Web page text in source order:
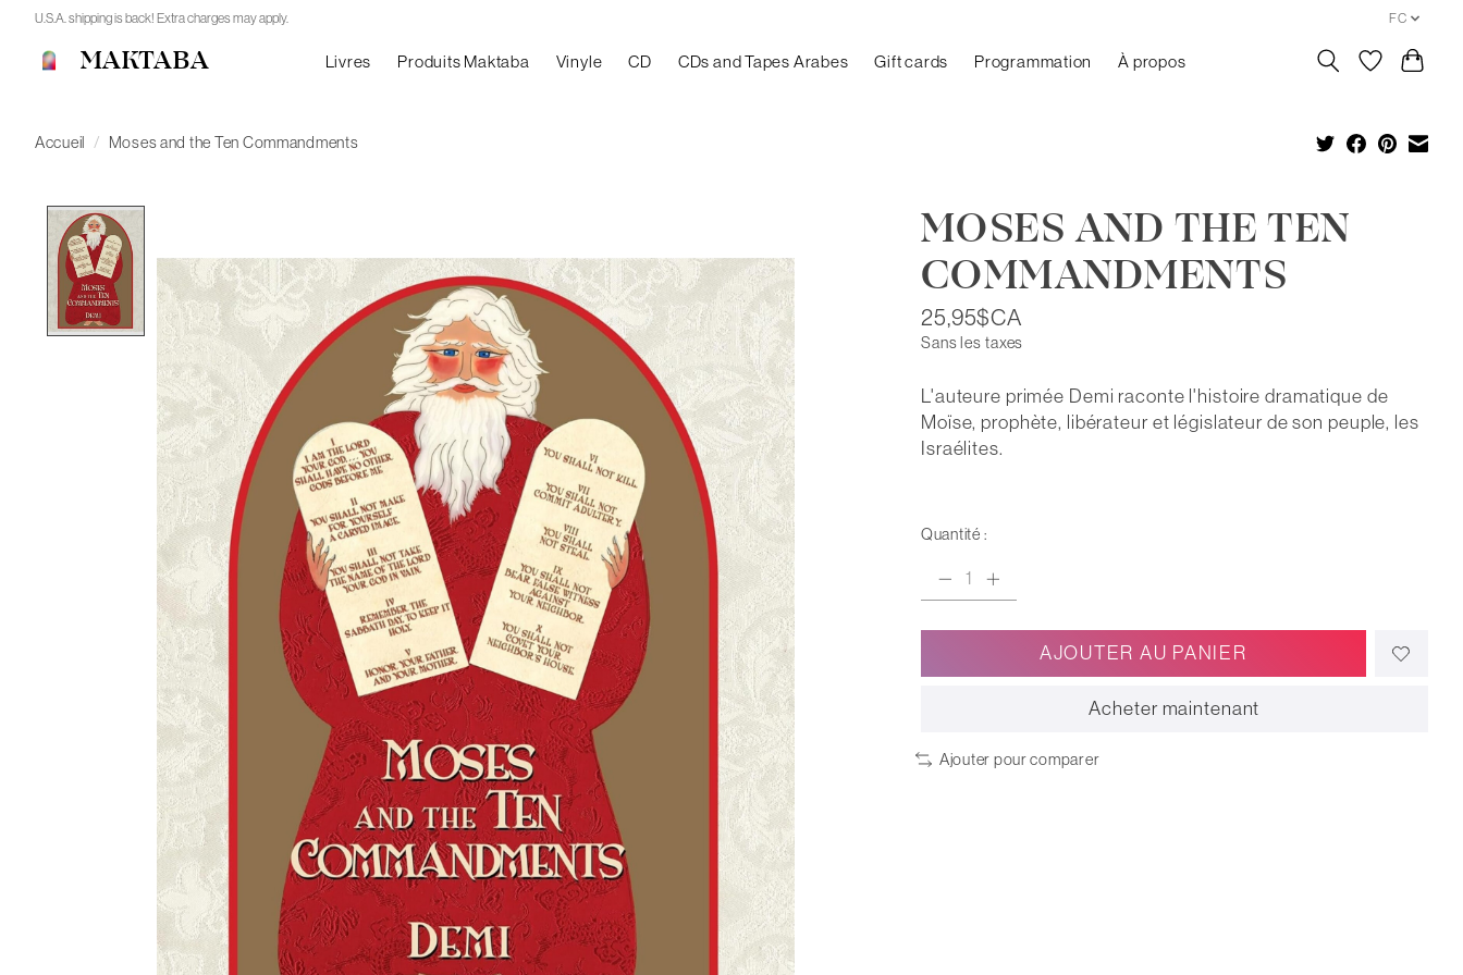
U.S.A. shipping is back! Extra charges may apply. FC
MAKTABA Livres Produits Maktaba Vinyle CD CDs and Tapes Arabes Gift cards Programmation À propos
Accueil / Moses and the Ten Commandments
MOSES AND THE TEN
COMMANDMENTS
25,95$CA
Sans les taxes
L'auteure primée Demi raconte l'histoire dramatique de
Moïse, prophète, libérateur et législateur de son peuple, les
Israélites.
Quantité :
AJOUTER AU PANIER
Acheter maintenant
Ajouter pour comparer